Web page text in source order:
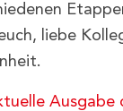
liebe
Ausgabe